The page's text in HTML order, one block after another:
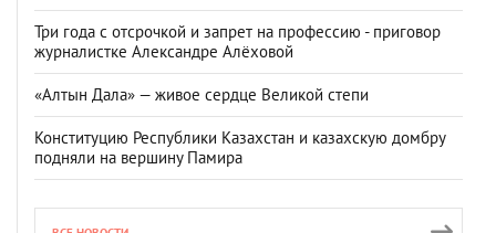
Три года с отсрочкой и запрет на профессию - приговор
журналистке Александре Алёховой
«Алтын Дала» — живое сердце Великой степи
Конституцию Республики Казахстан и казахскую домбру
подняли на вершину Памира